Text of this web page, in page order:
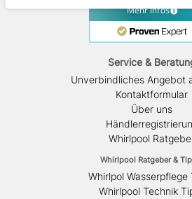
Service &
Unverbindliches Angebot
Kontaktformular
Über uns
Whirlpool
Whirlpool Ratgeber &
Whirlpol Wasserpflege
Whirlpool Technik